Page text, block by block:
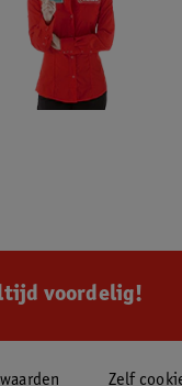
voordelig!
Zelf